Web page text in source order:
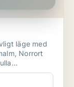
Norrort